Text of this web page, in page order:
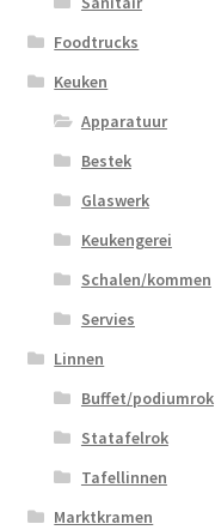
Foodtrucks
Keuken
Apparatuur
Bestek
Glaswerk
Keukengerei
Schalen/kommen
Servies
Linnen
Buffet/podiumrok
Statafelrok
Tafellinnen
Marktkramen